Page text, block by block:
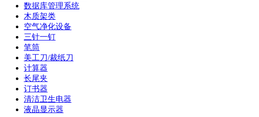
数据库管理系统
木质架类
空气净化设备
三针一钉
笔筒
美工刀/裁纸刀
计算器
长尾夹
订书器
清洁卫生电器
液晶显示器